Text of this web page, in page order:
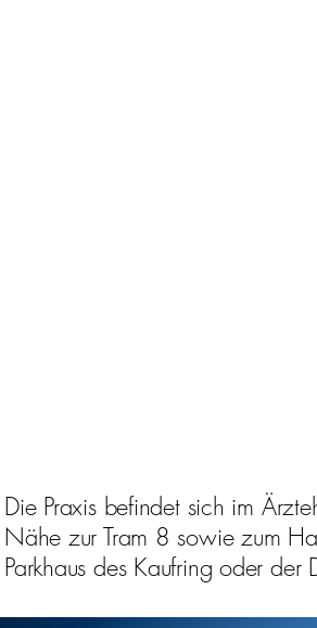
Die Praxis befindet sich im
Nähe zur Tram 8 sowie zum
Parkhaus des Kaufring oder der